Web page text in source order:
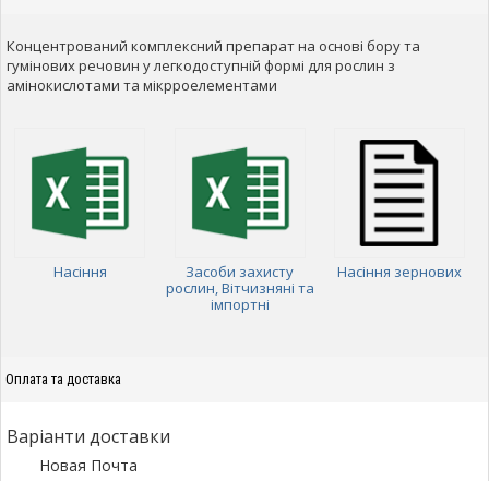
Концентрований комплексний препарат на основі бору та
гумінових речовин у легкодоступній формі для рослин з
амінокислотами та мікрроелементами
Насіння
Засоби захисту
рослин, Вітчизняні та
імпортні
Насіння зернових
Оплата та доставка
Варіанти доставки
Новая Почта